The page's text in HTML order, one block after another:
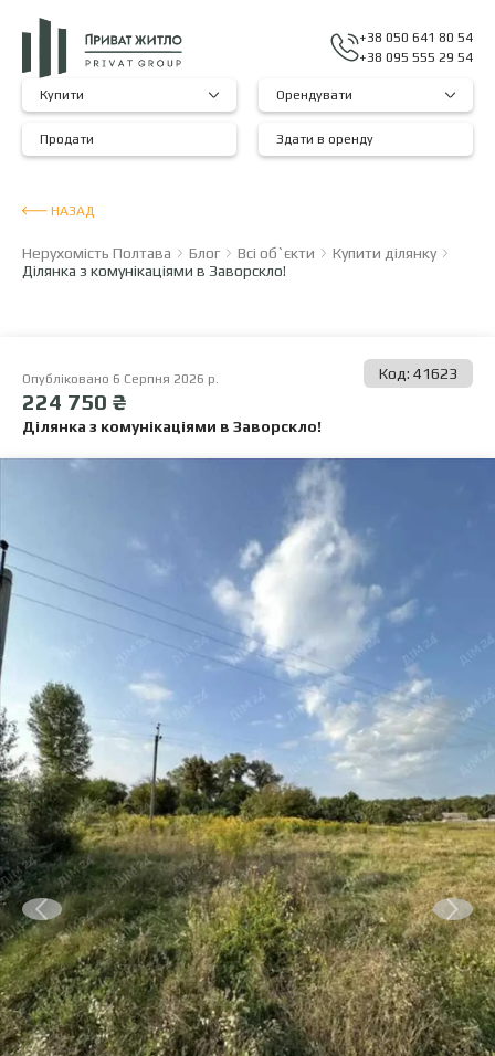
+38 050 641 80 54
+38 095 555 29 54
Купити Орендувати
Продати Здати в оренду
НАЗАД
Нерухомість Полтава Блог Всі об`єкти
Купити ділянку
Ділянка з комунікаціями в Заворскло!
Опубліковано 6 Серпня 2026 р. Код: 41623
224 750 ₴
Ділянка з комунікаціями в Заворскло!